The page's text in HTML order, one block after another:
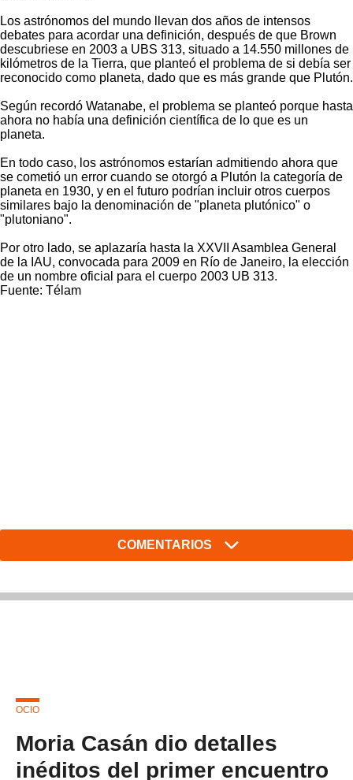
Los astrónomos del mundo llevan dos años de intensos
debates para acordar una definición, después de que Brown
descubriese en 2003 a UBS 313, situado a 14.550 millones de
kilómetros de la Tierra, que planteó el problema de si debía ser
reconocido como planeta, dado que es más grande que Plutón.
Según recordó Watanabe, el problema se planteó porque hasta
ahora no había una definición científica de lo que es un
planeta.
En todo caso, los astrónomos estarían admitiendo ahora que
se cometió un error cuando se otorgó a Plutón la categoría de
planeta en 1930, y en el futuro podrían incluir otros cuerpos
similares bajo la denominación de "planeta plutónico" o
"plutoniano".
Por otro lado, se aplazaría hasta la XXVII Asamblea General
de la IAU, convocada para 2009 en Río de Janeiro, la elección
de un nombre oficial para el cuerpo 2003 UB 313.
Fuente: Télam
COMENTARIOS